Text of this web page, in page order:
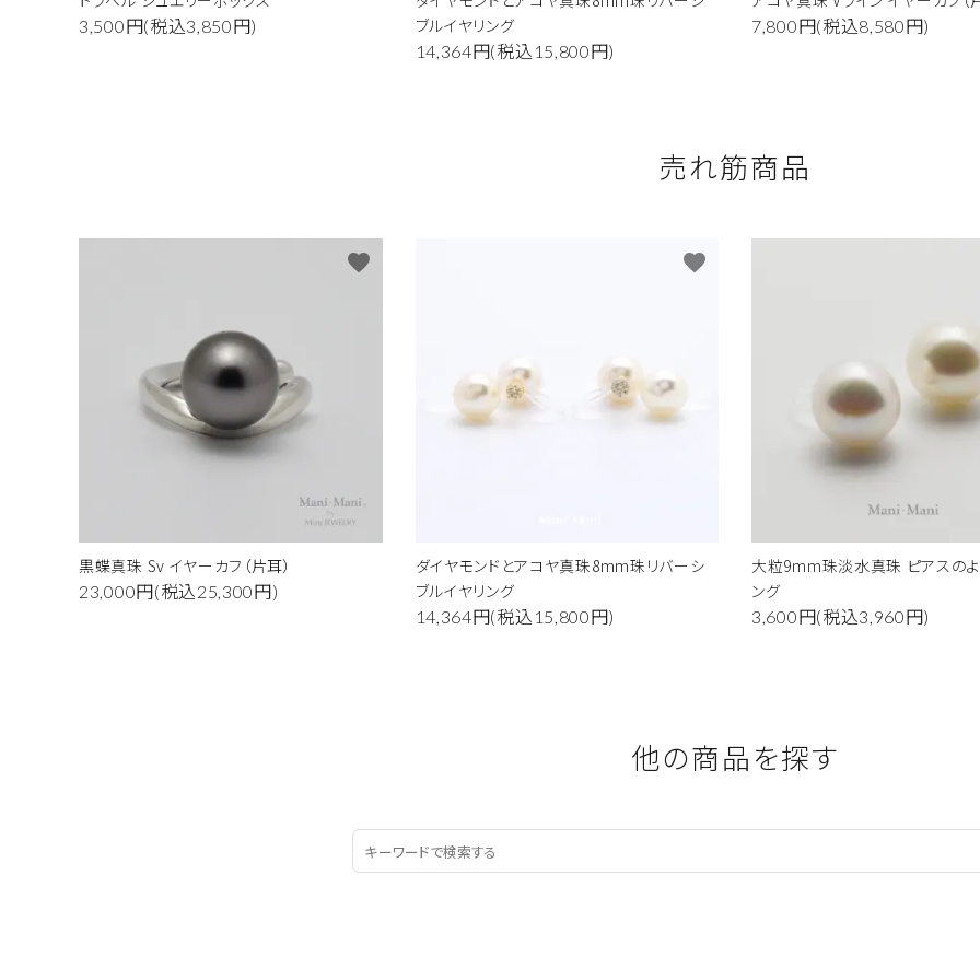
3,500円(税込3,850円)
ブルイヤリング
14,364円(税込15,800円)
7,800円(税込8,580円)
売れ筋商品
黒蝶真珠 Sv イヤーカフ（片耳）
23,000円(税込25,300円)
favorite
ダイヤモンドとアコヤ真珠8mm珠リバーシ
ブルイヤリング
14,364円(税込15,800円)
favorite
大粒9mm珠淡水真珠 ピアスの
ング
3,600円(税込3,960円)
他の商品を探す